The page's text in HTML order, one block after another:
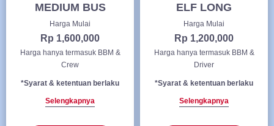
MEDIUM BUS
Harga Mulai
Rp 1,600,000
Harga hanya termasuk BBM &
Crew
*Syarat & ketentuan berlaku
Selengkapnya
ELF LONG
Harga Mulai
Rp 1,200,000
Harga hanya termasuk BBM &
Driver
*Syarat & ketentuan berlaku
Selengkapnya